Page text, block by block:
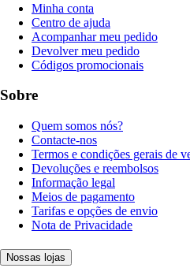
Minha conta
Centro de ajuda
Acompanhar meu pedido
Devolver meu pedido
Códigos promocionais
Sobre
Quem somos nós?
Contacte-nos
Termos e condições gerais de
Devoluções e reembolsos
Informação legal
Meios de pagamento
Tarifas e opções de envio
Nota de Privacidade
Nossas lojas